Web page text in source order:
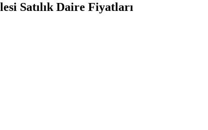
Satılık Daire Fiyatları